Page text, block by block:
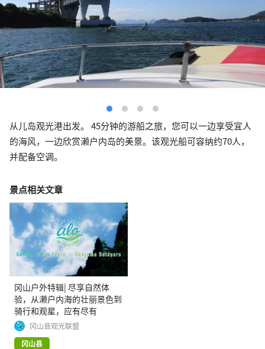
从儿岛观光港出发。 45分钟的游船之旅，您可以一边享受宜人
的海风，一边欣赏濑户内岛的美景。该观光船可容纳约70人，
并配备空调。
景点相关文章
冈山户外特辑| 尽享自然体
验，从濑户内海的壮丽景色到
骑行和观星，应有尽有
冈山县观光联盟
冈山县